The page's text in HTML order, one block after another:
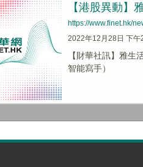
【港股異動】
https://www.finet.hk/
2022年12月28日 下午
【財華社訊】雅
智能寫手）